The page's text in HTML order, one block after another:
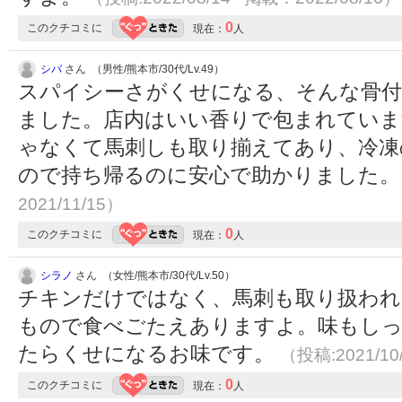
このクチコミに 現在： 0人
シバさん （男性/熊本市/30代/Lv.49）
スパイシーさがくせになる、そんな骨
ました。店内はいい香りで包まれてい
ゃなくて馬刺しも取り揃えてあり、冷
ので持ち帰るのに安心で助かりました
2021/11/15）
このクチコミに 現在： 0人
シラノ さん （女性/熊本市/30代/Lv.50）
チキンだけではなく、馬刺も取り扱わ
もので食べごたえありますよ。味もし
たらくせになるお味です。
（投稿:2021/
このクチコミに 現在： 0人